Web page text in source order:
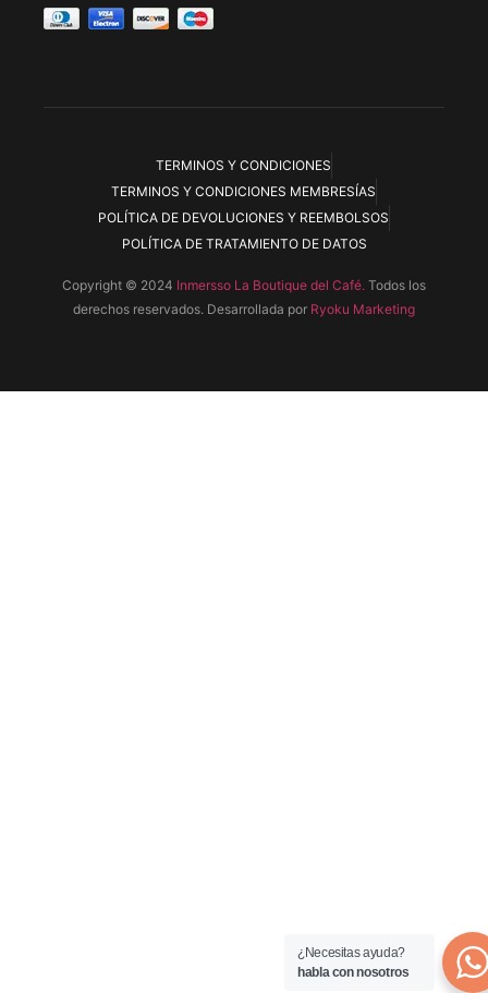
TERMINOS Y CONDICIONES
TERMINOS Y CONDICIONES MEMBRESÍAS
POLÍTICA DE DEVOLUCIONES Y REEMBOLSOS
POLÍTICA DE TRATAMIENTO DE DATOS
Copyright © 2024 Inmersso La Boutique del Café. Todos los
derechos reservados. Desarrollada por Ryoku Marketing
¿Necesitas ayuda?
habla con nosotros